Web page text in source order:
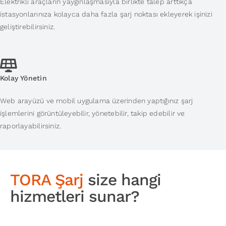
istasyonlarınıza kolayca daha fazla şarj noktası ekleyerek işinizi
geliştirebilirsiniz.
Kolay Yönetin
Web arayüzü ve mobil uygulama üzerinden yaptığınız şarj
işlemlerini görüntüleyebilir, yönetebilir, takip edebilir ve
raporlayabilirsiniz.
TORA Şarj size hangi
hizmetleri sunar?